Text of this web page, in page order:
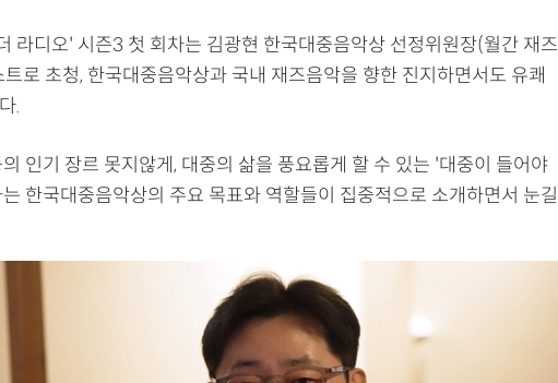
라디오' 시즌3 첫 회차는 김광현 한국대중음악상 선정위원장(월간 재즈
로 초청, 한국대중음악상과 국내 재즈음악을 향한 진지하면서도 유쾌
.
인기 장르 못지않게, 대중의 삶을 풍요롭게 할 수 있는 '대중이 들어야
한국대중음악상의 주요 목표와 역할들이 집중적으로 소개하면서 눈길